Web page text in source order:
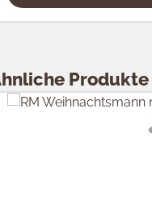
Produkte